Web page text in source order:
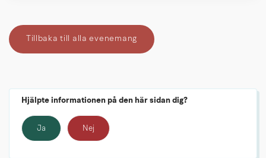
Tillbaka till alla evenemang
Hjälpte informationen på den här sidan dig?
Ja Nej